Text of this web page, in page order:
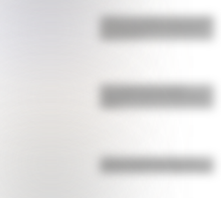
¿Sabías que Argentina tuvo la torre
Una infografía descargable
¿Cómo era Buenos Aires en la
Década Infame?: las mejores fotos